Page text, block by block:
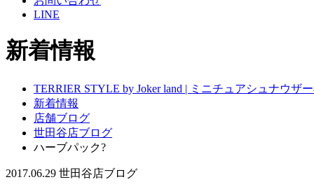
LINE
新着情報
TERRIER STYLE by Joker land | ミニチュアシュナウザ
新着情報
店舗ブログ
世田谷店ブログ
ハーブパック?
2017.06.29 世田谷店ブログ